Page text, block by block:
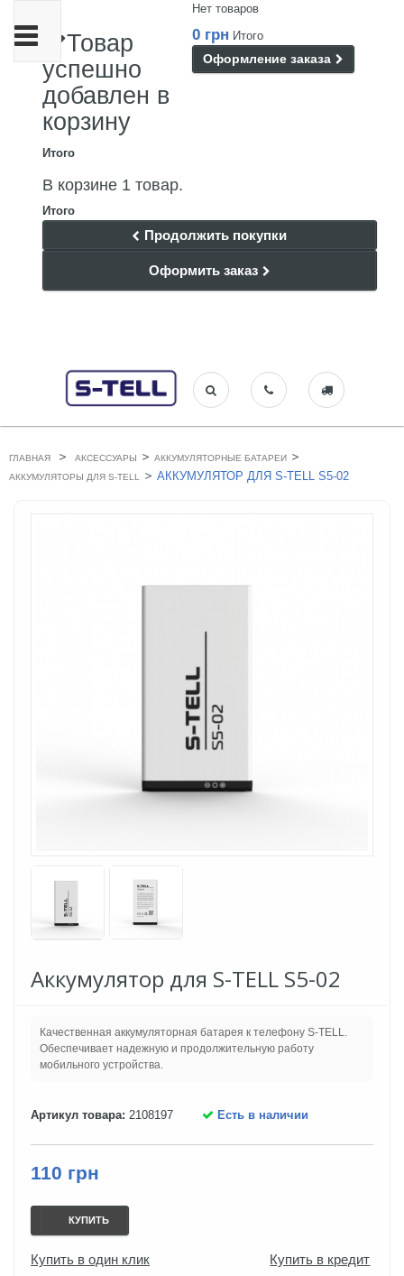
Нет товаров
0 грн Итого
Оформление заказа
Товар
успешно
добавлен в
корзину
Итого
В корзине 1 товар.
Итого
Продолжить покупки
Оформить заказ
Переключить
навигации
ГЛАВНАЯ > АКСЕССУАРЫ > АККУМУЛЯТОРНЫЕ БАТАРЕИ >
АККУМУЛЯТОРЫ ДЛЯ S-TELL > АККУМУЛЯТОР ДЛЯ S-TELL S5-02
Аккумулятор для S-TELL S5-02
Качественная аккумуляторная батарея к телефону S-TELL.
Обеспечивает надежную и продолжительную работу
мобильного устройства.
Артикул товара: 2108197 Есть в наличии
110 грн
КУПИТЬ
Купить в один клик Купить в кредит